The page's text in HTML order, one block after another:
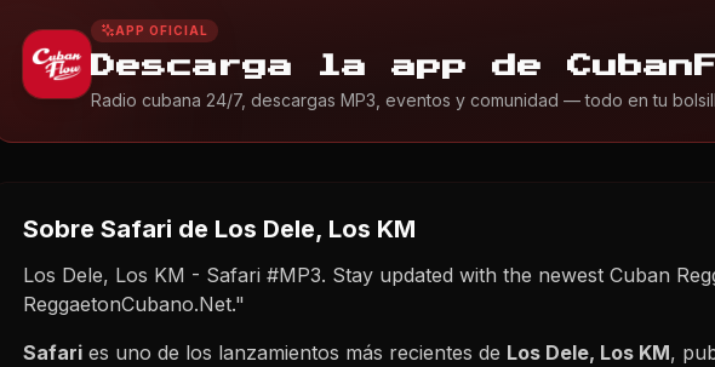
APP OFICIAL
Descarga la app de
Radio cubana 24/7, descargas MP3, eventos y comunidad — todo en tu
Sobre Safari de Los Dele, Los KM
Los Dele, Los KM - Safari #MP3. Stay updated with the newest Cuban
ReggaetonCubano.Net."
Safari es uno de los lanzamientos más recientes de Los Dele, Los KM,